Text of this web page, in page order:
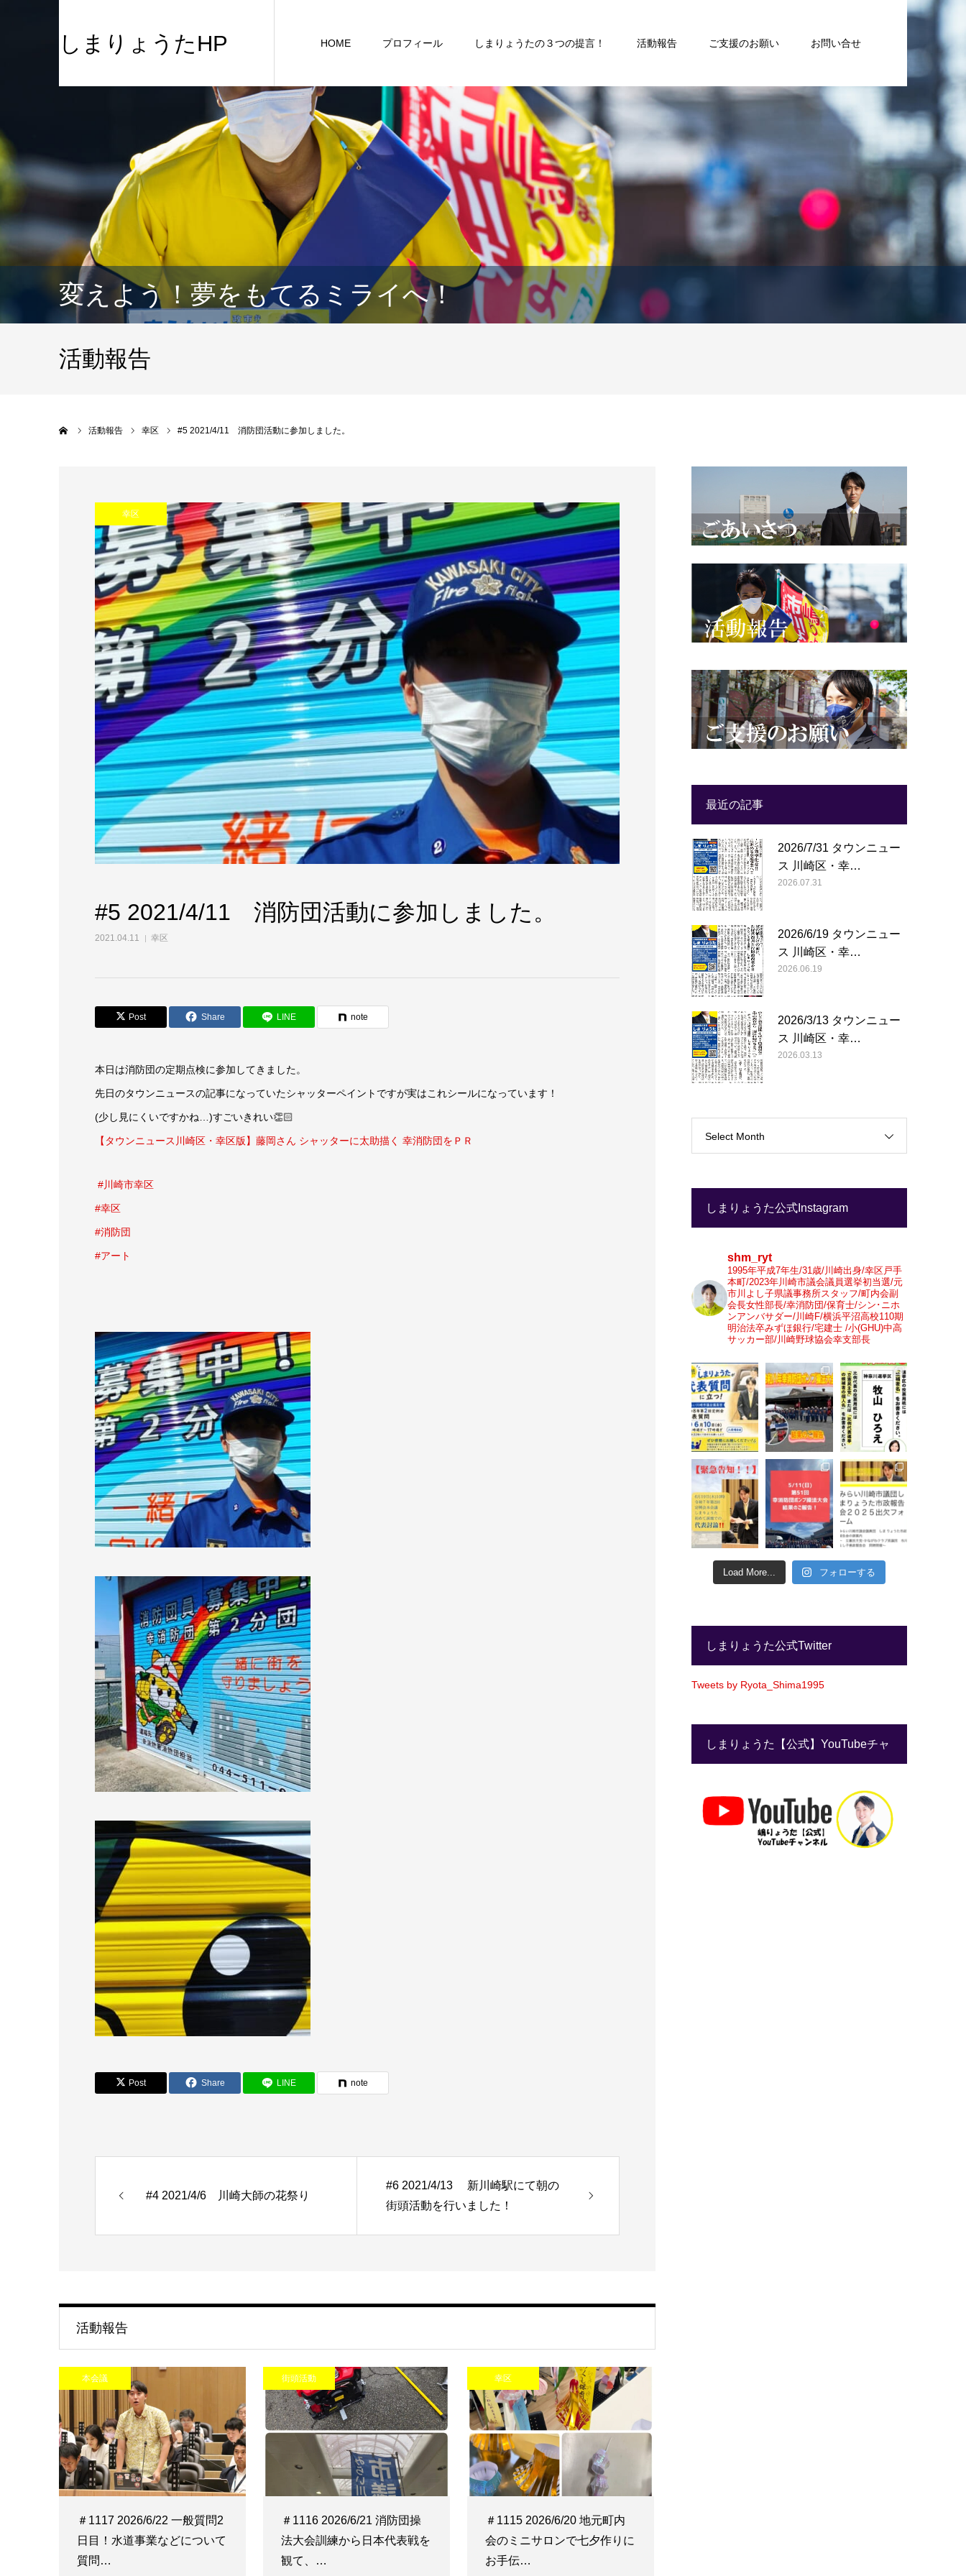
しまりょうたHP HOME プロフィール しまりょうたの３つの提言！ 活動報告 ご支援のお願い お問い合せ
変えよう！夢をもてるミライへ！
活動報告
活動報告 幸区 #5 2021/4/11 消防団活動に参加しました。
幸区
#5 2021/4/11 消防団活動に参加しました。
2021.04.11 幸区
Post Share LINE note
本日は消防団の定期点検に参加してきました。
先日のタウンニュースの記事になっていたシャッターペイントですが実はこれシールになっています！
(少し見にくいですかね…)すごいきれい👏🏻
【タウンニュース川崎区・幸区版】藤岡さん シャッターに太助描く 幸消防団をＰＲ
#川崎市幸区
#幸区
#消防団
#アート
Post Share LINE note
#4 2021/4/6 川崎大師の花祭り
#6 2021/4/13 新川崎駅にて朝の
街頭活動を行いました！
活動報告
本会議
＃1117 2026/6/22 一般質問2
日目！水道事業などについて
質問…
街頭活動
＃1116 2026/6/21 消防団操
法大会訓練から日本代表戦を
観て、…
幸区
＃1115 2026/6/20 地元町内
会のミニサロンで七夕作りに
お手伝…
最近の記事
2026/7/31 タウンニュー
ス 川崎区・幸…
2026.07.31
2026/6/19 タウンニュー
ス 川崎区・幸…
2026.06.19
2026/3/13 タウンニュー
ス 川崎区・幸…
2026.03.13
Select Month
しまりょうた公式Instagram
shm_ryt
1995年平成7年生/31歳/川崎出身/幸区戸手
本町/2023年川崎市議会議員選挙初当選/元
市川よし子県議事務所スタッフ/町内会副
会長女性部長/幸消防団/保育士/シン･ニホ
ンアンバサダー/川崎F/横浜平沼高校110期
明治法卒みずほ銀行/宅建士 /小(GHU)中高
サッカー部/川崎野球協会幸支部長
Load More... フォローする
しまりょうた公式Twitter
Tweets by Ryota_Shima1995
しまりょうた【公式】YouTubeチャ